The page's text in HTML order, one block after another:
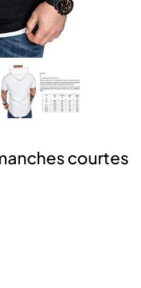
courtes